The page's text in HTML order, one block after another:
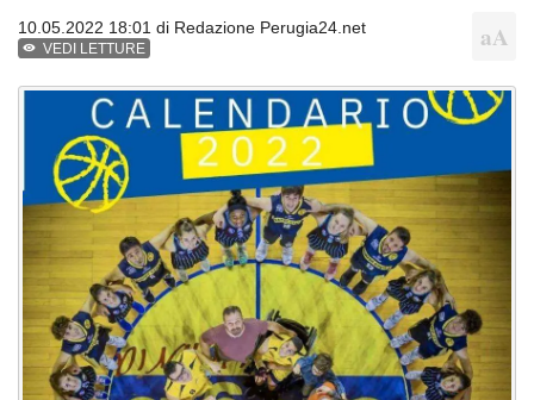
10.05.2022 18:01 di Redazione Perugia24.net
VEDI LETTURE